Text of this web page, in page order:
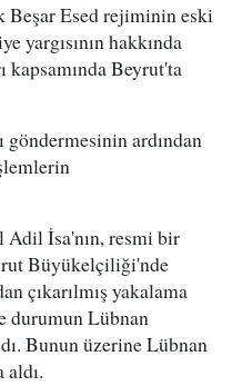
Esed rejiminin eski
yargısının hakkında
kapsamında Beyrut'ta
göndermesinin ardından
Adil İsa'nın, resmi bir
Büyükelçiliği'nde
çıkarılmış yakalama
durumun Lübnan
Bunun üzerine Lübnan